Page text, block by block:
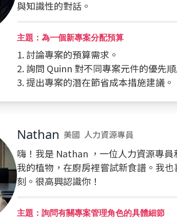
與知識性的對話。
主題：為一個新專案分配預算
1. 討論專案的預算需求。
2. 詢問 Quinn 對不同專案元件的優先順
3. 提出專案的潛在節省成本措施建議。
Nathan 美國 人力資源專員
嗨！我是 Nathan ，一位人力資源專
我的植物，在廚房裡嘗試新食譜。我
刻。很高興認識你！
主題：詢問有關專案管理角色的具體細節